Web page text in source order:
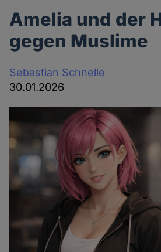
Amelia und der
gegen Muslime
Sebastian Schnelle
30.01.2026